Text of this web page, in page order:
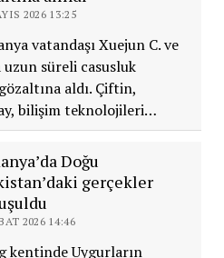
2026 13:25
vatandaşı Xuejun C. ve
uzun süreli casusluk
aldı. Çiftin,
bilişim teknolojileri…
Doğu
gerçekler
2026 14:46
kentinde Uygurların